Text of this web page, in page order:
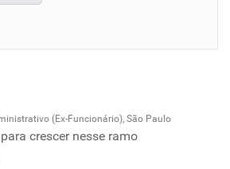
(Ex-Funcionário), São Paulo
crescer nesse ramo